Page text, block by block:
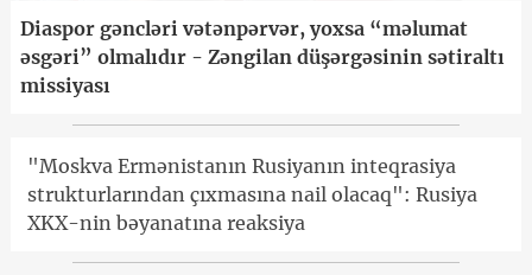
Diaspor gəncləri vətənpərvər, yoxsa “məlumat
əsgəri” olmalıdır - Zəngilan düşərgəsinin sətiraltı
missiyası
"Moskva Ermənistanın Rusiyanın inteqrasiya
strukturlarından çıxmasına nail olacaq": Rusiya
XKX-nin bəyanatına reaksiya